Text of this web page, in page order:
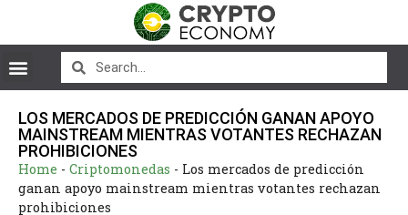
LOS MERCADOS DE PREDICCIÓN GANAN APOYO
MAINSTREAM MIENTRAS VOTANTES RECHAZAN
PROHIBICIONES
Home - Criptomonedas - Los mercados de predicción
ganan apoyo mainstream mientras votantes rechazan
prohibiciones